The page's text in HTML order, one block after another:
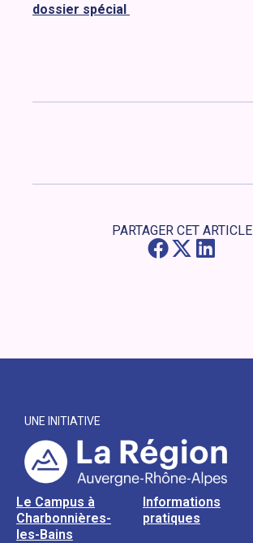
dossier spécial
PARTAGER CET ARTICLE
UNE INITIATIVE
Le Campus à
Charbonnières-
les-Bains
Informations
pratiques